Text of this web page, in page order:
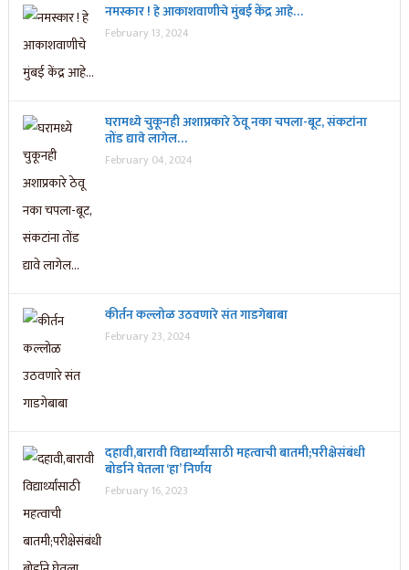
नमस्कार ! हे आकाशवाणीचे मुंबई केंद्र आहे…
February 13, 2024
घरामध्ये चुकूनही अशाप्रकारे ठेवू नका चपला-बूट, संकटांना
तोंड द्यावे लागेल…
February 04, 2024
कीर्तन कल्लोळ उठवणारे संत गाडगेबाबा
February 23, 2024
दहावी,बारावी विद्यार्थ्यांसाठी महत्वाची बातमी;परीक्षेसंबंधी
बोर्डाने घेतला ‘हा’ निर्णय
February 16, 2023